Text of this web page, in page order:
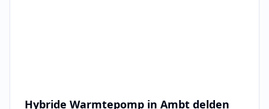
Hybride Warmtepomp in Ambt delden